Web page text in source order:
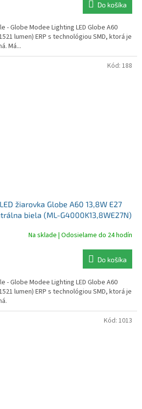
Do košíka
- Globe Modee Lighting LED Globe A60
lumen) ERP s technológiou SMD, ktorá je
Má...
žiarovka Globe A60 13,8W E27
biela (ML-G4000K13,8WE27N)
Na sklade | Odosielame do 24 hodín
Do košíka
- Globe Modee Lighting LED Globe A60
lumen) ERP s technológiou SMD, ktorá je
Kód: 188
Kód: 1013